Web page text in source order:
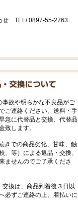
せ TEL/ 0897-55-2763
故や明らかな不良品がご
ご連絡ください。送料・手
急に代替品と交換、代替品
致します。
きでの商品劣化、甘味、触
、等）による返品・交換、
ませんのでご了承くださ
換は、商品到着後３日以
必ずご連絡の上、着払いに